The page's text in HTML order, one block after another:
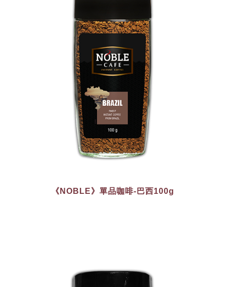
《NOBLE》單品咖啡-巴西100g